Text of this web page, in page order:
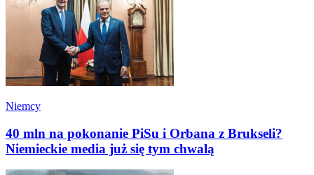
Niemcy
40 mln na pokonanie PiSu i Orbana z Brukseli?
Niemieckie media już się tym chwalą